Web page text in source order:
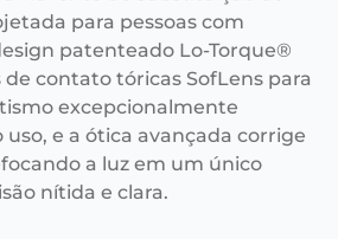
para pessoas com
patenteado Lo-Torque®
contato tóricas SofLens para
excepcionalmente
e a ótica avançada corrige
a luz em um único
nítida e clara.